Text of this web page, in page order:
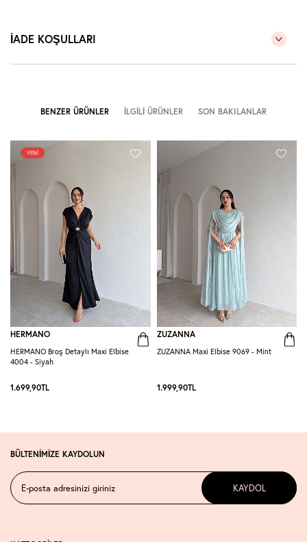
İADE KOŞULLARI
BENZER ÜRÜNLER İLGILI ÜRÜNLER SON BAKILANLAR
YENI
HERMANO
HERMANO Broş Detaylı Maxi Elbise
4004 - Siyah
1.699,90TL
ZUZANNA
ZUZANNA Maxi Elbise 9069 - Mint
1.999,90TL
BÜLTENİMİZE KAYDOLUN
KAYDOL